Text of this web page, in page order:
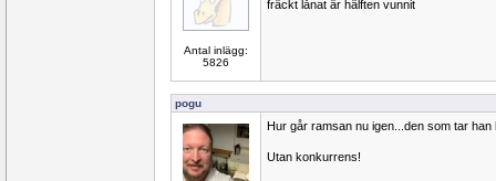
Antal inlägg:
5826
fräckt lånat är hälften vunnit
pogu
Hur går ramsan nu igen...den som tar han
Utan konkurrens!